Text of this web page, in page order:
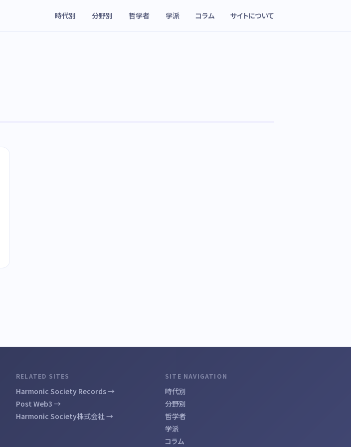
時代別 分野別 哲学者 学派 コラム サイトについて
RELATED SITES
Harmonic Society Records →
Post Web3 →
Harmonic Society株式会社 →
SITE NAVIGATION
時代別
分野別
哲学者
学派
コラム